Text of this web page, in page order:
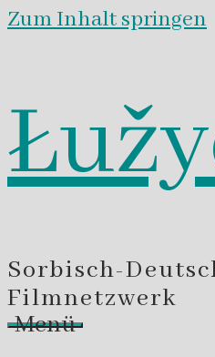
Zum Inhalt springen
Sorbisch-
Filmnetzwerk
Menü